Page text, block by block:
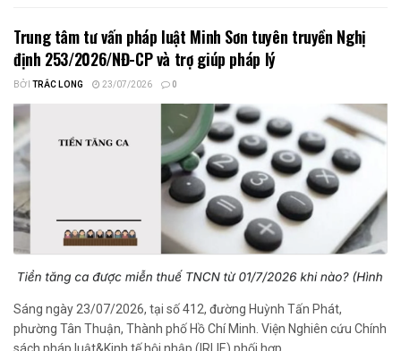
Trung tâm tư vấn pháp luật Minh Sơn tuyên truyền Nghị
định 253/2026/NĐ-CP và trợ giúp pháp lý
BỞI TRẮC LONG 23/07/2026 0
Sáng ngày 23/07/2026, tại số 412, đường Huỳnh Tấn Phát,
phường Tân Thuận, Thành phố Hồ Chí Minh. Viện Nghiên cứu Chính